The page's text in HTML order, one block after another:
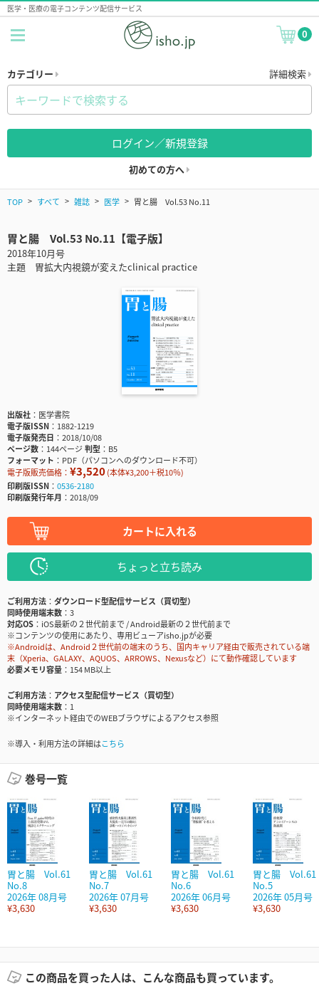
医学・医療の電子コンテンツ配信サービス
0
カテゴリー 詳細検索
ログイン／新規登録
初めての方へ
TOP すべて 雑誌 医学 胃と腸 Vol.53 No.11
胃と腸 Vol.53 No.11【電子版】
2018年10月号
主題 胃拡大内視鏡が変えたclinical practice
出版社
医学書院
電子版ISSN
1882-1219
電子版発売日
2018/10/08
ページ数
144ページ判型
B5
フォーマット
PDF（パソコンへのダウンロード不可）
電子版販売価格： ¥3,520(本体¥3,200＋税10％)
印刷版ISSN
0536-2180
印刷版発行年月
2018/09
カートに入れる
ちょっと立ち読み
ご利用方法
ダウンロード型配信サービス（買切型）
同時使用端末数
3
対応OS
iOS最新の２世代前まで / Android最新の２世代前まで
※コンテンツの使用にあたり、専用ビューアisho.jpが必要
※Androidは、Android２世代前の端末のうち、国内キャリア経由で販売されている端
末（Xperia、GALAXY、AQUOS、ARROWS、Nexusなど）にて動作確認しています
必要メモリ容量
154 MB以上
ご利用方法
アクセス型配信サービス（買切型）
同時使用端末数
1
※インターネット経由でのWEBブラウザによるアクセス参照
※導入・利用方法の詳細はこちら
巻号一覧
胃と腸 Vol.61
No.8
2026年 08月号
¥3,630
胃と腸 Vol.61
No.7
2026年 07月号
¥3,630
胃と腸 Vol.61
No.6
2026年 06月号
¥3,630
胃と腸 Vol.61
No.5
2026年 05月号
¥3,630
この商品を買った人は、こんな商品も買っています。